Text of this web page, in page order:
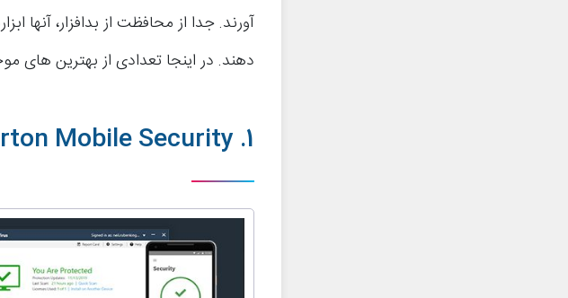
دهند. در اینجا تعدادی از بهترین های
1. Norton Mobile Security